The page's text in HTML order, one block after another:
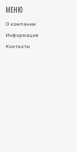
МЕНЮ
О компании
Информация
Контакты